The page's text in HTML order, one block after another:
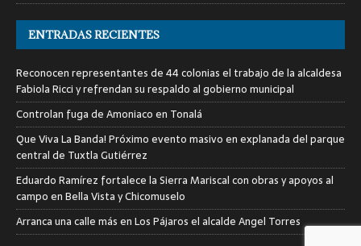
ENTRADAS RECIENTES
Reconocen representantes de 44 colonias el trabajo de la alcaldesa
Fabiola Ricci y refrendan su respaldo al gobierno municipal
Controlan fuga de Amoniaco en Tonalá
Que Viva La Banda! Próximo evento masivo en explanada del parque
central de Tuxtla Gutiérrez
Eduardo Ramírez fortalece la Sierra Mariscal con obras y apoyos al
campo en Bella Vista y Chicomuselo
Arranca una calle más en Los Pájaros el alcalde Angel Torres